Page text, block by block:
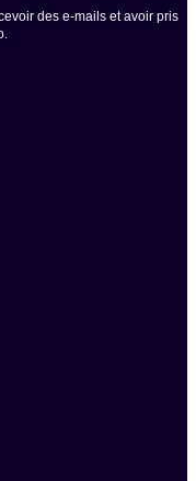
des e-mails et avoir pris